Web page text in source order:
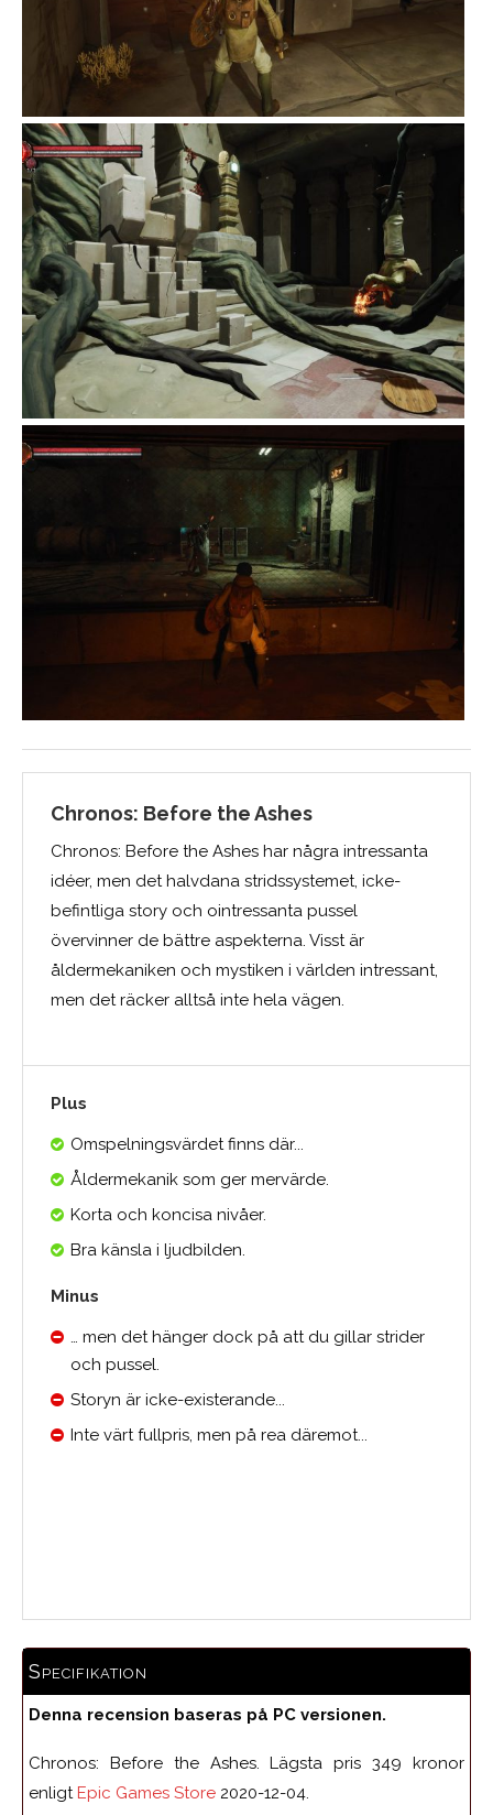
Chronos: Before the Ashes
Chronos: Before the Ashes har några intressanta
idéer, men det halvdana stridssystemet, icke-
befintliga story och ointressanta pussel
övervinner de bättre aspekterna. Visst är
åldermekaniken och mystiken i världen intressant,
men det räcker alltså inte hela vägen.
Plus
Omspelningsvärdet finns där...
Åldermekanik som ger mervärde.
Korta och koncisa nivåer.
Bra känsla i ljudbilden.
Minus
… men det hänger dock på att du gillar strider
och pussel.
Storyn är icke-existerande...
Inte värt fullpris, men på rea däremot...
Specifikation
Denna recension baseras på PC versionen.
Chronos: Before the Ashes. Lägsta pris 349 kronor
enligt Epic Games Store 2020-12-04.